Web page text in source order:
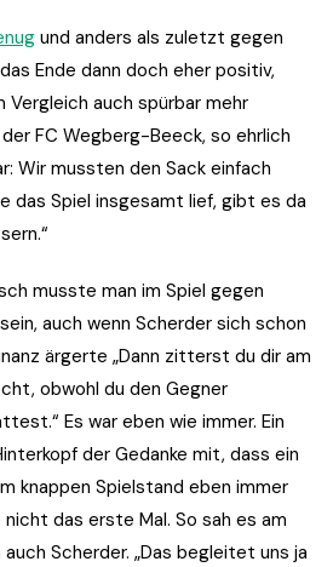
und anders als zuletzt gegen
Ende dann doch eher positiv,
auch spürbar mehr
FC Wegberg-Beeck, so ehrlich
Wir mussten den Sack einfach
das Spiel insgesamt lief, gibt es da
musste man im Spiel gegen
auch wenn Scherder sich schon
ärgerte „Dann zitterst du dir am
obwohl du den Gegner
Es war eben wie immer. Ein
der Gedanke mit, dass ein
knappen Spielstand eben immer
nicht das erste Mal. So sah es am
Scherder. „Das begleitet uns ja